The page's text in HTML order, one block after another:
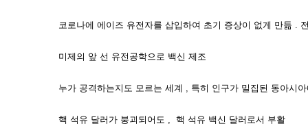
코로나에 에이즈 유전자를 삽입하여 초기 증상이 없게 만듦 .
미제의 앞 선 유전공학으로 백신 제조
누가 공격하는지도 모르는 세계 , 특히 인구가 밀집된 동아시
핵 석유 달러가 붕괴되어도 , 핵 석유 백신 달러로서 부활